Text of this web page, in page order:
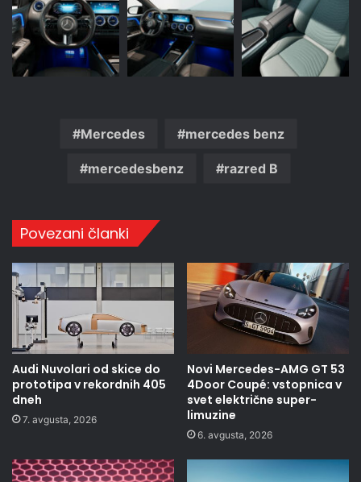
Mercedes mercedes benz
mercedesbenz razred B
Povezani članki
Audi Nuvolari od skice do
prototipa v rekordnih 405
dneh
7. avgusta, 2026
Novi Mercedes-AMG GT 53
4Door Coupé: vstopnica v
svet električne super-
limuzine
6. avgusta, 2026